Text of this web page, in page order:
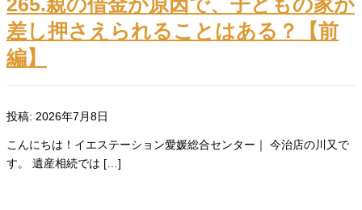
265.親の借金が原因で、子どもの家が
差し押さえられることはある？【前
編】
投稿: 2026年7月8日
こんにちは！イエステーション愛媛総合センター｜ 今治店の川又で
す。 遺産相続では […]